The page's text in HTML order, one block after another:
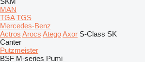
MAN
TGA TGS
Mercedes-Benz
Actros Arocs AtegoAxor S-Class SK
Canter
Putzmeister
BSF M-series Pumi